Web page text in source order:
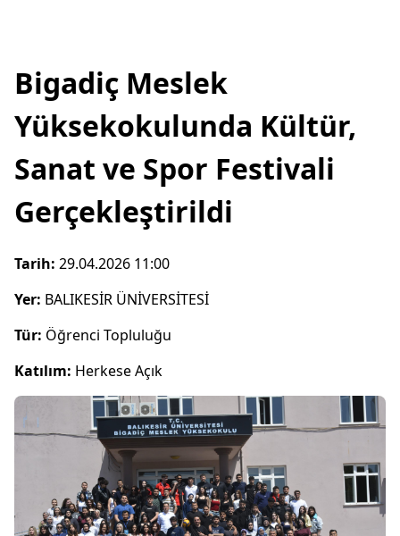
Bigadiç Meslek
Yüksekokulunda Kültür,
Sanat ve Spor Festivali
Gerçekleştirildi
Tarih: 29.04.2026 11:00
Yer: BALIKESİR ÜNİVERSİTESİ
Tür: Öğrenci Topluluğu
Katılım: Herkese Açık